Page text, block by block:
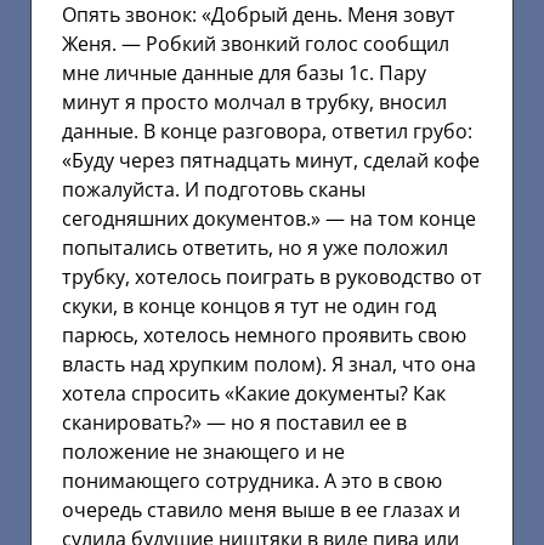
Опять звонок: «Добрый день. Меня зовут
Женя. — Робкий звонкий голос сообщил
мне личные данные для базы 1с. Пару
минут я просто молчал в трубку, вносил
данные. В конце разговора, ответил грубо:
«Буду через пятнадцать минут, сделай кофе
пожалуйста. И подготовь сканы
сегодняшних документов.» — на том конце
попытались ответить, но я уже положил
трубку, хотелось поиграть в руководство от
скуки, в конце концов я тут не один год
парюсь, хотелось немного проявить свою
власть над хрупким полом). Я знал, что она
хотела спросить «Какие документы? Как
сканировать?» — но я поставил ее в
положение не знающего и не
понимающего сотрудника. А это в свою
очередь ставило меня выше в ее глазах и
сулила будущие ништяки в виде пива или